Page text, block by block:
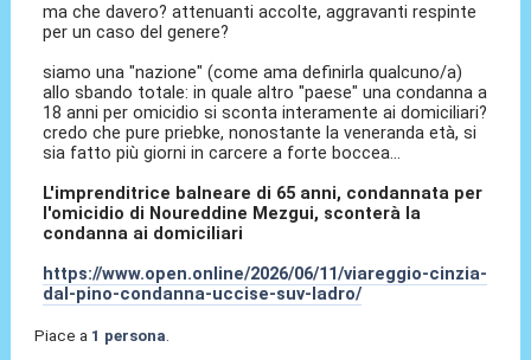
ma che davero? attenuanti accolte, aggravanti respinte
per un caso del genere?
siamo una "nazione" (come ama definirla qualcuno/a)
allo sbando totale: in quale altro "paese" una condanna a
18 anni per omicidio si sconta interamente ai domiciliari?
credo che pure priebke, nonostante la veneranda età, si
sia fatto più giorni in carcere a forte boccea...
L'imprenditrice balneare di 65 anni, condannata per
l'omicidio di Noureddine Mezgui, sconterà la
condanna ai domiciliari
https://www.open.online/2026/06/11/viareggio-cinzia-
dal-pino-condanna-uccise-suv-ladro/
Piace a 1 persona